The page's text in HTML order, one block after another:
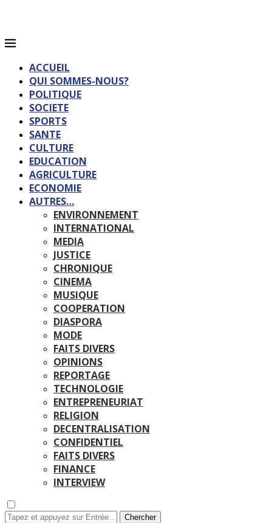
ACCUEIL
QUI SOMMES-NOUS?
POLITIQUE
SOCIETE
SPORTS
SANTE
CULTURE
EDUCATION
AGRICULTURE
ECONOMIE
AUTRES…
ENVIRONNEMENT
INTERNATIONAL
MEDIA
JUSTICE
CHRONIQUE
CINEMA
MUSIQUE
COOPERATION
DIASPORA
MODE
FAITS DIVERS
OPINIONS
REPORTAGE
TECHNOLOGIE
ENTREPRENEURIAT
RELIGION
DECENTRALISATION
CONFIDENTIEL
FAITS DIVERS
FINANCE
INTERVIEW
Chercher